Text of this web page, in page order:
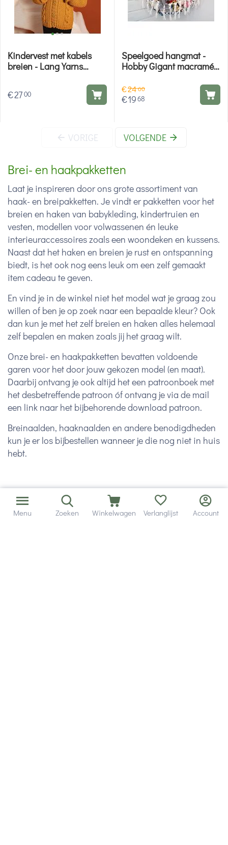
Brei- en haakpakketten
Laat je inspireren door ons grote assortiment van
haak- en breipakketten. Je vindt er pakketten voor het
breien en haken van babykleding, kindertruien en
vesten, modellen voor volwassenen én leuke
interieuraccessoires zoals een woondeken en kussens.
Naast dat het haken en breien je rust en ontspanning
biedt, is het ook nog eens leuk om een zelf gemaakt
item cadeau te geven.
En vind je in de winkel niet het model wat je graag zou
willen of ben je op zoek naar een bepaalde kleur? Ook
dan kun je met het zelf breien en haken alles helemaal
zelf bepalen en maken zoals jij het graag wilt.
Onze brei- en haakpakketten bevatten voldoende
garen voor het door jouw gekozen model (en maat).
Daarbij ontvang je ook altijd het een patroonboek met
het desbetreffende patroon óf ontvang je via de mail
een link naar het bijbehorende download patroon.
Breinaalden, haaknaalden en andere benodigdheden
kun je er los bijbestellen wanneer je die nog niet in huis
hebt.
Kindervest met kabels
breien - Lang Yarns
€2700
Speelgoed hangmat -
Hobby Gigant macramé
€2460
€1968
VORIGE VOLGENDE
Menu Zoeken Winkelwagen Verlanglijst Account